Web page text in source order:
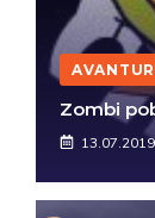
Zombi
13.07.2019